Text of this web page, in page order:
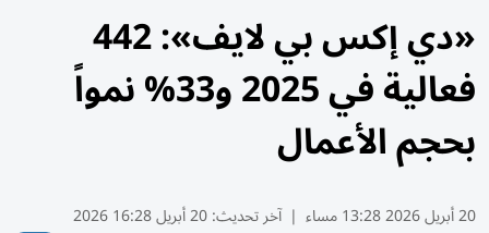
«دي إكس بي لايف»: 442
فعالية في 2025 و33% نمواً
بحجم الأعمال
20 أبريل 2026 13:28 مساء | آخر تحديث:20 أبريل 16:28 2026